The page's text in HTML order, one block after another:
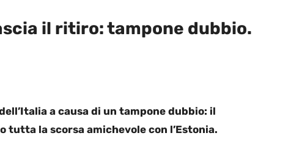
il ritiro: tampone dubbio.
a causa di un tampone dubbio: il
la scorsa amichevole con l’Estonia.